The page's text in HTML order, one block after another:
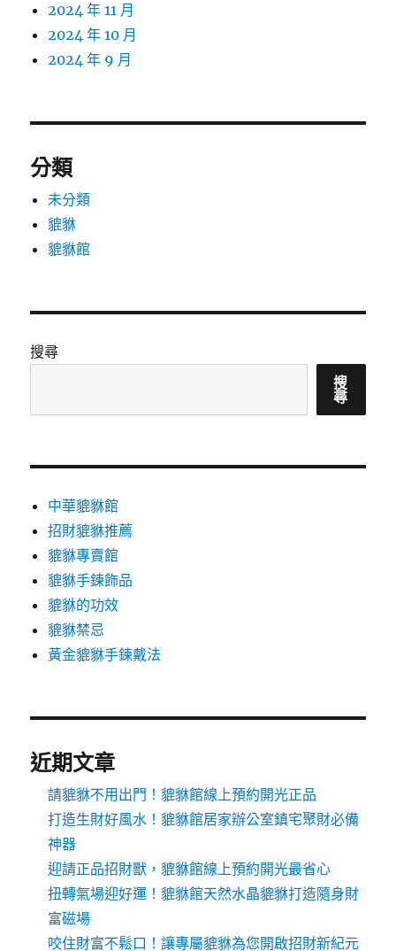
2024 年 11 月
2024 年 10 月
2024 年 9 月
分類
未分類
貔貅
貔貅館
搜尋
搜
尋
中華貔貅館
招財貔貅推薦
貔貅專賣館
貔貅手鍊飾品
貔貅的功效
貔貅禁忌
黃金貔貅手鍊戴法
近期文章
請貔貅不用出門！貔貅館線上預約開光正品
打造生財好風水！貔貅館居家辦公室鎮宅聚財必備
神器
迎請正品招財獸，貔貅館線上預約開光最省心
扭轉氣場迎好運！貔貅館天然水晶貔貅打造隨身財
富磁場
咬住財富不鬆口！讓專屬貔貅為您開啟招財新紀元